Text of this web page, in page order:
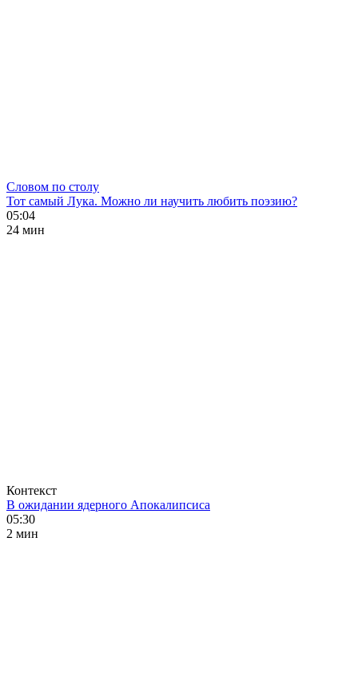
Словом по столу
Тот самый Лука. Можно ли научить любить поэзию?
05:04
24 мин
Контекст
В ожидании ядерного Апокалипсиса
05:30
2 мин